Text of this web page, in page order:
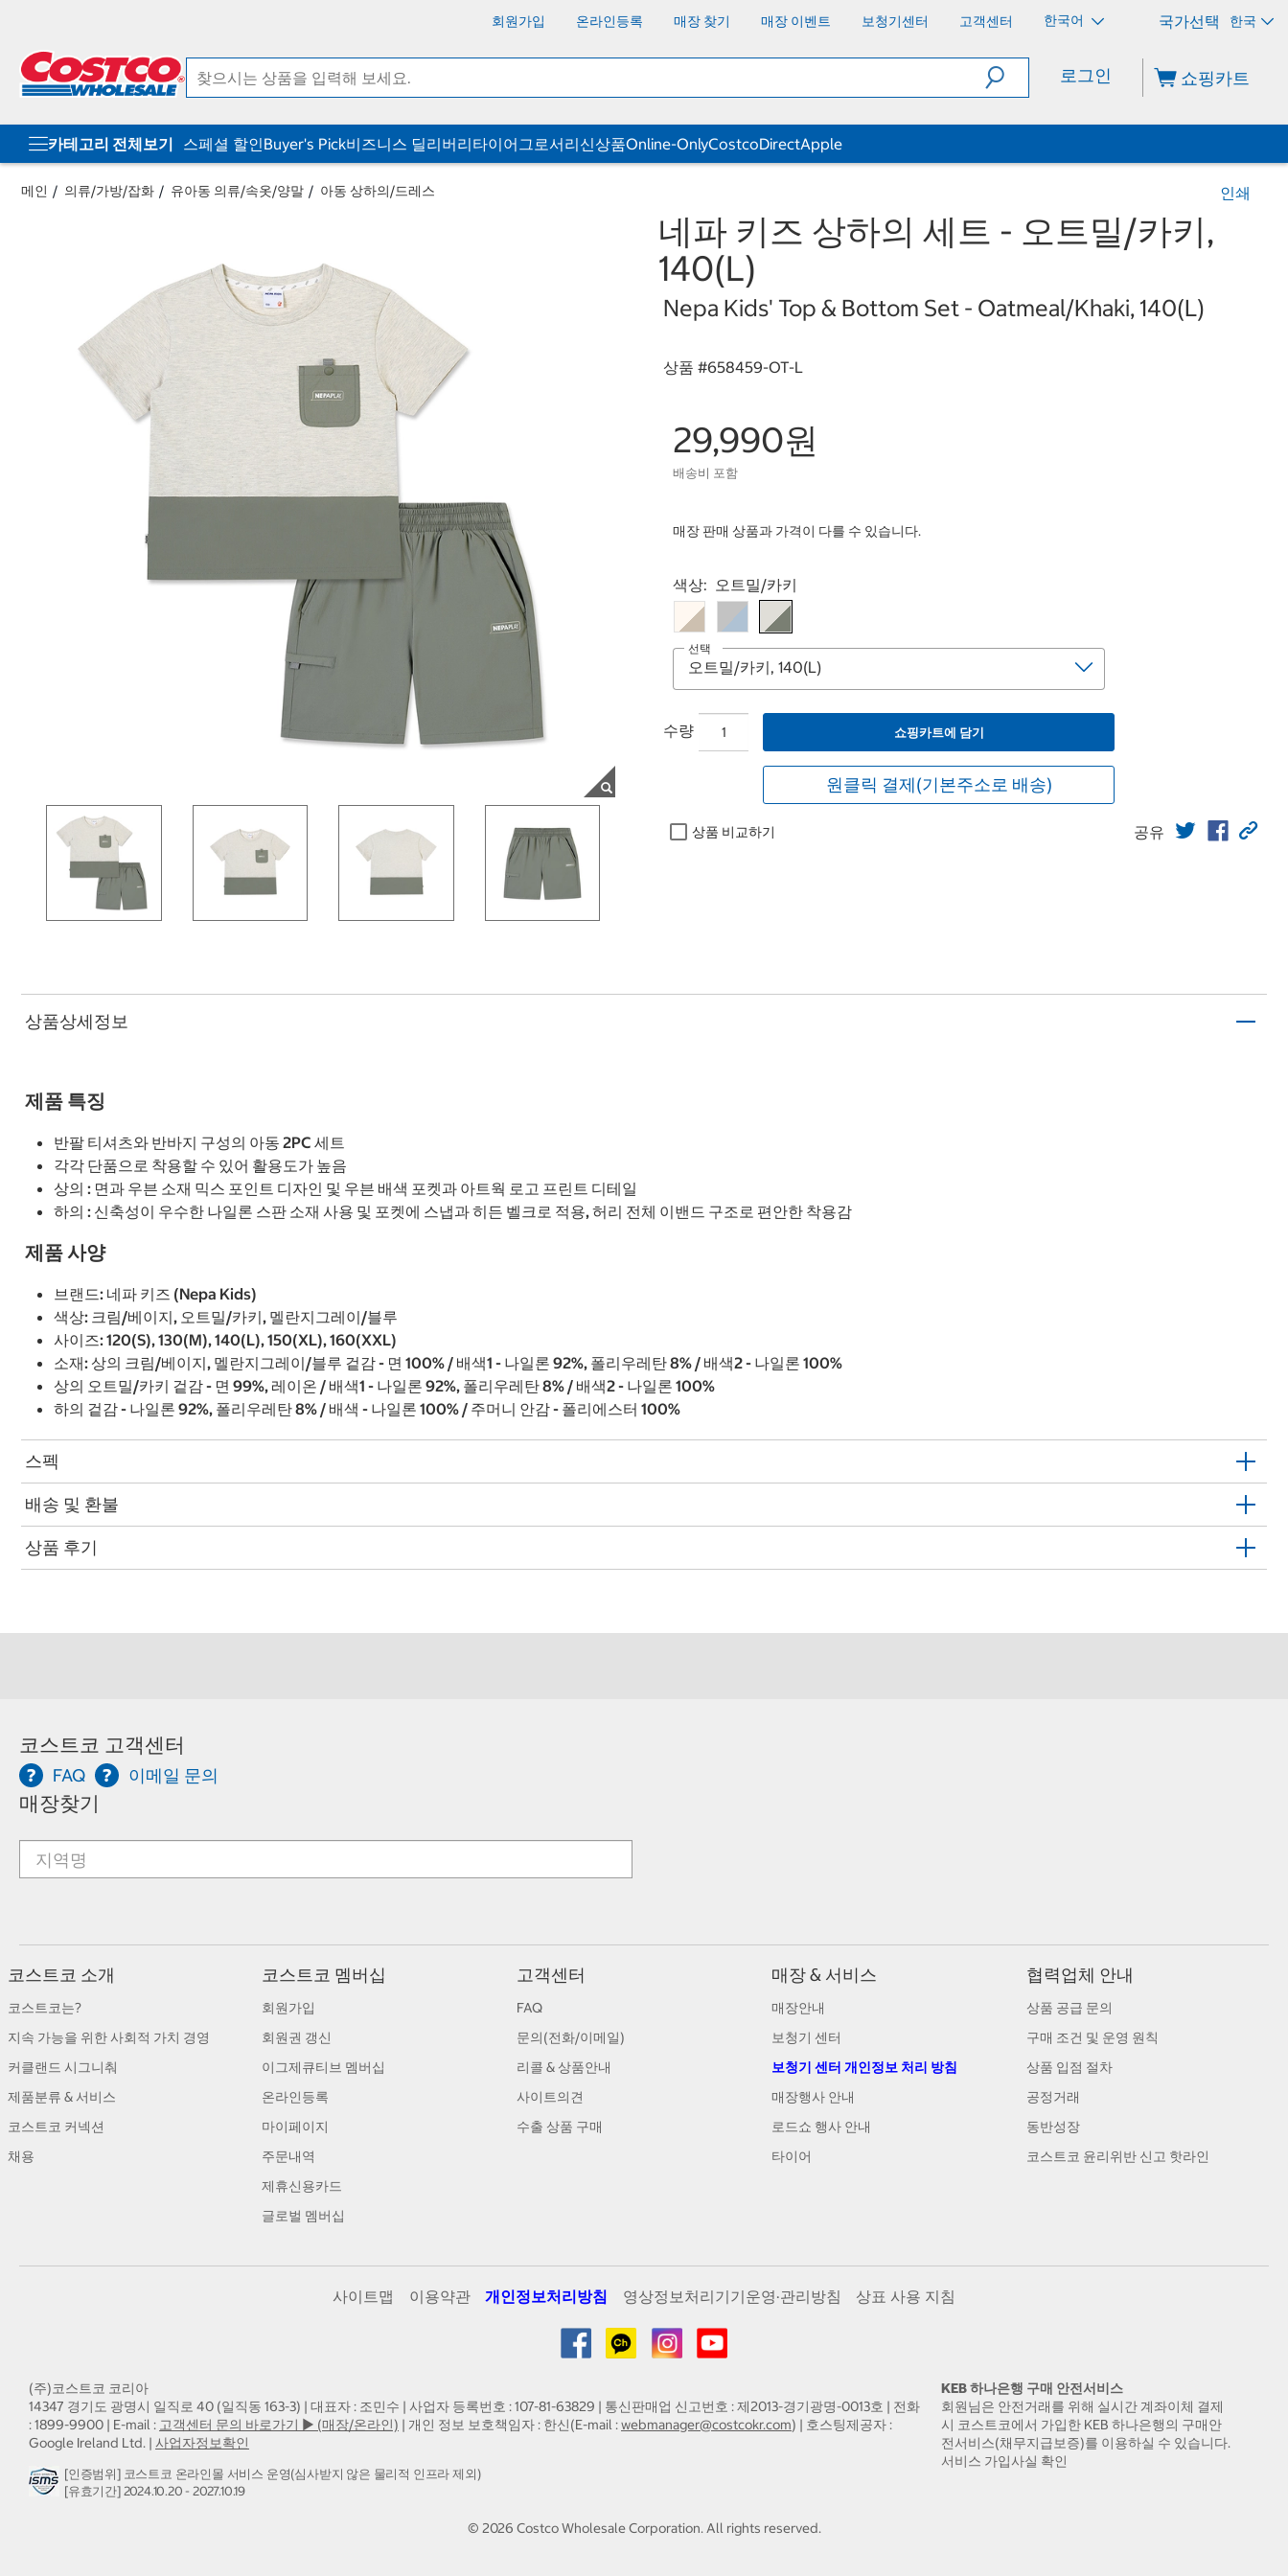
회원가입 온라인등록 매장 찾기 매장 이벤트 보청기센터 고객센터 한국어 한국
로그인 쇼핑카트
카테고리 전체보기 스페셜 할인Buyer's Pick비즈니스 딜리버리타이어그로서리신상품Online-OnlyCostcoDirectApple
메인 의류/가방/잡화 유아동 의류/속옷/양말 아동 상하의/드레스 인쇄
네파 키즈 상하의 세트 - 오트밀/카키,
140(L)
Nepa Kids' Top & Bottom Set - Oatmeal/Khaki, 140(L)
상품 #658459-OT-L
29,990원
배송비 포함
매장 판매 상품과 가격이 다를 수 있습니다.
Select product
색상: 오트밀/카키
선택
수량 쇼핑카트에 담기
원클릭 결제(기본주소로 배송)
상품 비교하기 공유
상품상세정보
제품 특징
반팔 티셔츠와 반바지 구성의 아동 2PC 세트
각각 단품으로 착용할 수 있어 활용도가 높음
상의 : 면과 우븐 소재 믹스 포인트 디자인 및 우븐 배색 포켓과 아트웍 로고 프린트 디테일
하의 : 신축성이 우수한 나일론 스판 소재 사용 및 포켓에 스냅과 히든 벨크로 적용, 허리 전체 이밴드 구조로 편안한 착용감
제품 사양
브랜드: 네파 키즈 (Nepa Kids)
색상: 크림/베이지, 오트밀/카키, 멜란지그레이/블루
사이즈: 120(S), 130(M), 140(L), 150(XL), 160(XXL)
소재: 상의 크림/베이지, 멜란지그레이/블루 겉감 - 면 100% / 배색1 - 나일론 92%, 폴리우레탄 8% / 배색2 - 나일론 100%
상의 오트밀/카키 겉감 - 면 99%, 레이온 / 배색1 - 나일론 92%, 폴리우레탄 8% / 배색2 - 나일론 100%
하의 겉감 - 나일론 92%, 폴리우레탄 8% / 배색 - 나일론 100% / 주머니 안감 - 폴리에스터 100%
스펙
배송 및 환불
상품 후기
코스트코 고객센터
FAQ 이메일 문의
매장찾기
코스트코 소개
코스트코는?
지속 가능을 위한 사회적 가치 경영
커클랜드 시그니춰
제품분류 & 서비스
코스트코 커넥션
채용
코스트코 멤버십
회원가입
회원권 갱신
이그제큐티브 멤버십
온라인등록
마이페이지
주문내역
제휴신용카드
글로벌 멤버십
고객센터
FAQ
문의(전화/이메일)
리콜 & 상품안내
사이트의견
수출 상품 구매
매장 & 서비스
매장안내
보청기 센터
보청기 센터 개인정보 처리 방침
매장행사 안내
로드쇼 행사 안내
타이어
협력업체 안내
상품 공급 문의
구매 조건 및 운영 원칙
상품 입점 절차
공정거래
동반성장
코스트코 윤리위반 신고 핫라인
사이트맵 이용약관 개인정보처리방침 영상정보처리기기운영·관리방침 상표 사용 지침
(주)코스트코 코리아
14347 경기도 광명시 일직로 40 (일직동 163-3) | 대표자 : 조민수 | 사업자 등록번호 : 107-81-63829 | 통신판매업 신고번호 : 제2013-경기광명-0013호 | 전화
: 1899-9900 | E-mail : 고객센터 문의 바로가기 ▶ (매장/온라인) | 개인 정보 보호책임자 : 한신(E-mail :webmanager@costcokr.com) | 호스팅제공자 :
Google Ireland Ltd. | 사업자정보확인
[인증범위] 코스트코 온라인몰 서비스 운영(심사받지 않은 물리적 인프라 제외)
[유효기간] 2024.10.20 - 2027.10.19
KEB 하나은행 구매 안전서비스
회원님은 안전거래를 위해 실시간 계좌이체 결제
시 코스트코에서 가입한 KEB 하나은행의 구매안
전서비스(채무지급보증)를 이용하실 수 있습니다.
서비스 가입사실 확인
© 2026 Costco Wholesale Corporation.All rights reserved.